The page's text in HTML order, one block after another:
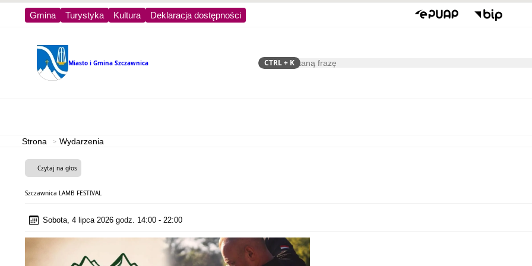
Gmina Turystyka Kultura Deklaracja dostępności
Miasto i Gmina Szczawnica Szukaj
CTRL+ K
Strona Wydarzenia
Czytaj na głos
Szczawnica LAMB FESTIVAL
Sobota, 4 lipca 2026 godz. 14:00 - 22:00